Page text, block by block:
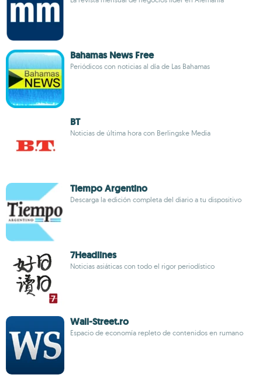
Bahamas News Free
Periódicos con noticias al día de Las Bahamas
BT
Noticias de última hora con Berlingske Media
Tiempo Argentino
Descarga la edición completa del diario a tu dispositivo
7Headlines
Noticias asiáticas con todo el rigor periodístico
Wall-Street.ro
Espacio de economía repleto de contenidos en rumano